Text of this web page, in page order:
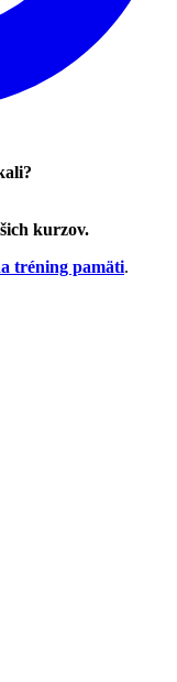
kurzov.
tréning pamäti.